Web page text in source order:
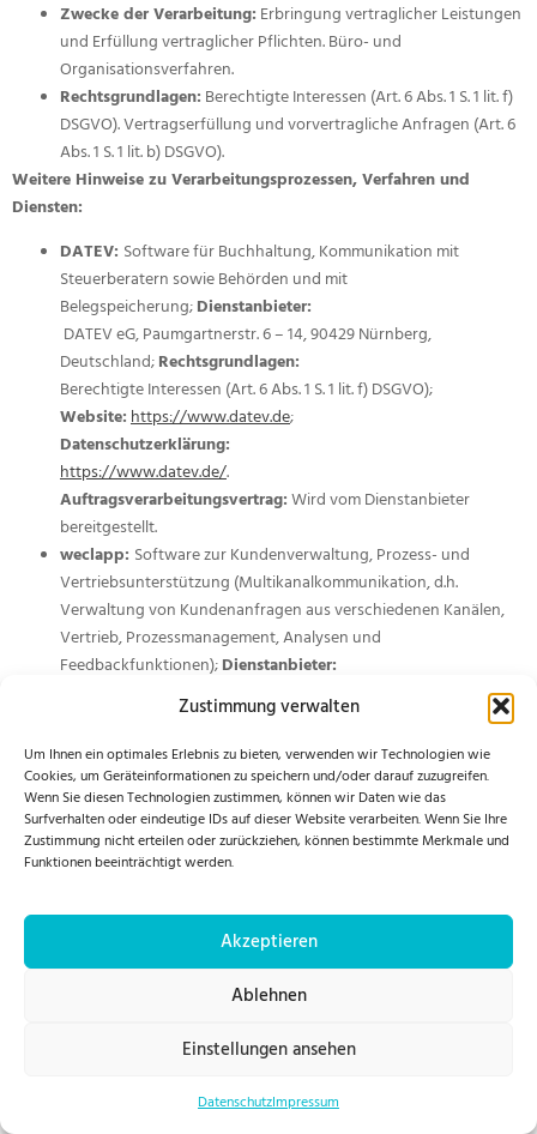
Zustimmung verwalten
Um Ihnen ein optimales Erlebnis zu bieten, verwenden wir Technologien wie
Cookies, um Geräteinformationen zu speichern und/oder darauf zuzugreifen.
Wenn Sie diesen Technologien zustimmen, können wir Daten wie das
Surfverhalten oder eindeutige IDs auf dieser Website verarbeiten. Wenn Sie Ihre
Zustimmung nicht erteilen oder zurückziehen, können bestimmte Merkmale und
Funktionen beeinträchtigt werden.
Akzeptieren
Ablehnen
Einstellungen ansehen
DatenschutzImpressum
Zwecke der Verarbeitung: Erbringung vertraglicher Leistungen
und Erfüllung vertraglicher Pflichten. Büro- und
Organisationsverfahren.
Rechtsgrundlagen: Berechtigte Interessen (Art. 6 Abs. 1 S. 1 lit. f)
DSGVO). Vertragserfüllung und vorvertragliche Anfragen (Art. 6
Abs. 1 S. 1 lit. b) DSGVO).
Weitere Hinweise zu Verarbeitungsprozessen, Verfahren und
Diensten:
DATEV: Software für Buchhaltung, Kommunikation mit
Steuerberatern sowie Behörden und mit
Belegspeicherung; Dienstanbieter:
DATEV eG, Paumgartnerstr. 6 – 14, 90429 Nürnberg,
Deutschland; Rechtsgrundlagen:
Berechtigte Interessen (Art. 6 Abs. 1 S. 1 lit. f) DSGVO);
Website: https://www.datev.de;
Datenschutzerklärung:
https://www.datev.de/.
Auftragsverarbeitungsvertrag: Wird vom Dienstanbieter
bereitgestellt.
weclapp: Software zur Kundenverwaltung, Prozess- und
Vertriebsunterstützung (Multikanalkommunikation, d.h.
Verwaltung von Kundenanfragen aus verschiedenen Kanälen,
Vertrieb, Prozessmanagement, Analysen und
Feedbackfunktionen); Dienstanbieter:
weclapp SE, Neue Mainzer Straße 66 – 68, 60311 Frankfurt am
Rechtsgrundlagen:
Vertragserfüllung und vorvertragliche Anfragen (Art. 6 Abs. 1 S. 1
lit. b) DSGVO), Berechtigte Interessen (Art. 6 Abs. 1 S. 1 lit. f)
DSGVO); Website:
https://www.weclapp.com/de/.
Datenschutzerklärung:
Blogs und Publikationsmedien
Wir nutzen Blogs oder vergleichbare Mittel der Onlinekommunikation
Leser werden für die Zwecke des Publikationsmediums nur insoweit
zwischen Autoren und Lesern oder aus Gründen der Sicherheit
Verarbeitung der Besucher unseres Publikationsmediums im Rahmen